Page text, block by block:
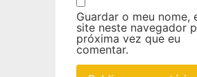
Guardar o meu nome,
site neste navegador
próxima vez que eu
comentar.